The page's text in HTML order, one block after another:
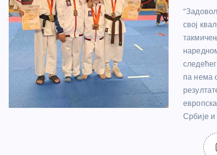
свој
па нема
Србије и